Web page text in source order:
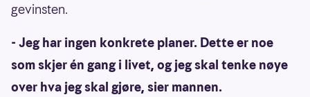
gevinsten.
- Jeg har ingen konkrete planer. Dette er noe
som skjer én gang i livet, og jeg skal tenke nøye
over hva jeg skal gjøre, sier mannen.